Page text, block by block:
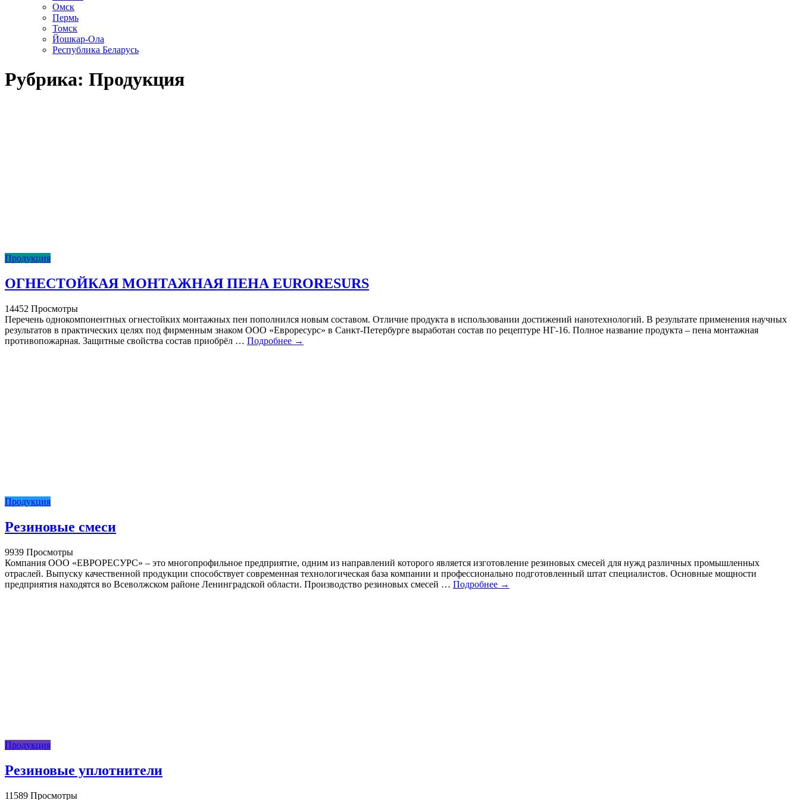
Омск
Пермь
Томск
Йошкар-Ола
Республика Беларусь
Рубрика: Продукция
Продукция
ОГНЕСТОЙКАЯ МОНТАЖНАЯ ПЕНА EURORESURS
14452 Просмотры
Перечень однокомпонентных огнестойких монтажных пен пополнился новым составом. Отличие продукта в использовании достижений нанотехнологий. В результате применения научных
результатов в практических целях под фирменным знаком ООО «Евроресурс» в Санкт-Петербурге выработан состав по рецептуре НГ-16. Полное название продукта – пена монтажная
противопожарная. Защитные свойства состав приобрёл … Подробнее →
Продукция
Резиновые смеси
9939 Просмотры
Компания ООО «ЕВРОРЕСУРС» – это многопрофильное предприятие, одним из направлений которого является изготовление резиновых смесей для нужд различных промышленных
отраслей. Выпуску качественной продукции способствует современная технологическая база компании и профессионально подготовленный штат специалистов. Основные мощности
предприятия находятся во Всеволжском районе Ленинградской области. Производство резиновых смесей … Подробнее →
Продукция
Резиновые уплотнители
11589 Просмотры